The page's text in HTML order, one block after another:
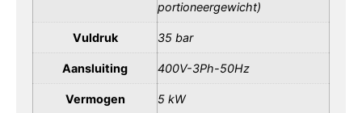
portioneergewicht)
Vuldruk 35 bar
Aansluiting 400V-3Ph-50Hz
Vermogen 5 kW